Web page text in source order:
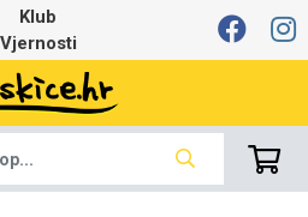
Klub
Vjernosti